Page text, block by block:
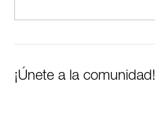
¡Únete a la comunidad!